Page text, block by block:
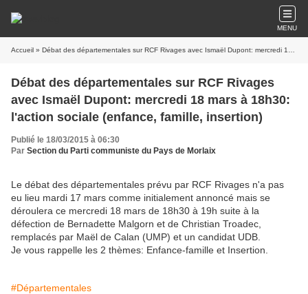
MENU
Accueil » Débat des départementales sur RCF Rivages avec Ismaël Dupont: mercredi 18 mars à 18h30: l'action sociale (enfance, famille, insertion)
Débat des départementales sur RCF Rivages
avec Ismaël Dupont: mercredi 18 mars à 18h30:
l'action sociale (enfance, famille, insertion)
Publié le 18/03/2015 à 06:30
Par Section du Parti communiste du Pays de Morlaix
Le débat des départementales prévu par RCF Rivages n'a pas
eu lieu mardi 17 mars comme initialement annoncé mais se
déroulera ce mercredi 18 mars de 18h30 à 19h suite à la
défection de Bernadette Malgorn et de Christian Troadec,
remplacés par Maël de Calan (UMP) et un candidat UDB.
Je vous rappelle les 2 thèmes: Enfance-famille et Insertion.
#Départementales